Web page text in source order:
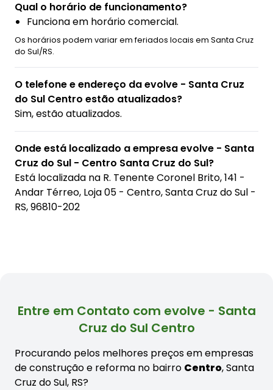
Qual o horário de funcionamento?
Funciona em horário comercial.
Os horários podem variar em feriados locais em Santa Cruz
do Sul/RS.
O telefone e endereço da evolve - Santa Cruz
do Sul Centro estão atualizados?
Sim, estão atualizados.
Onde está localizado a empresa evolve - Santa
Cruz do Sul - Centro Santa Cruz do Sul?
Está localizada na R. Tenente Coronel Brito, 141 -
Andar Térreo, Loja 05 - Centro, Santa Cruz do Sul -
RS, 96810-202
Entre em Contato com evolve - Santa
Cruz do Sul Centro
Procurando pelos melhores preços em empresas
de construção e reforma no bairro Centro, Santa
Cruz do Sul, RS?